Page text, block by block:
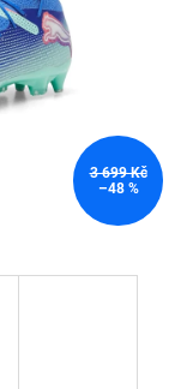
3 699 Kč
–48 %